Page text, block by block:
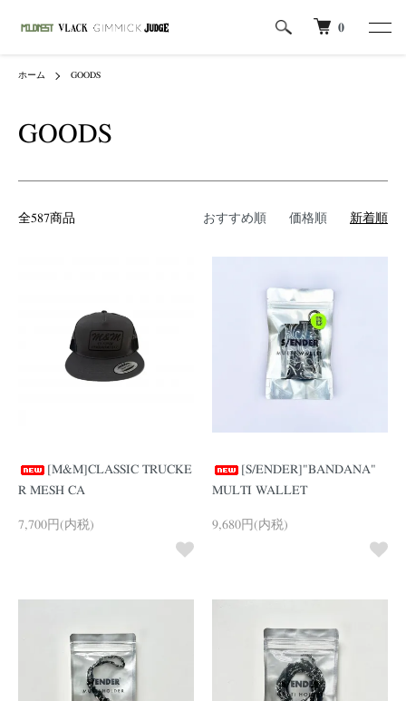
0
ホーム GOODS
GOODS
全587商品 おすすめ順 価格順 新着順
[M&M]CLASSIC TRUCKE
R MESH CA
7,700円(内税)
[S/ENDER]"BANDANA"
MULTI WALLET
9,680円(内税)